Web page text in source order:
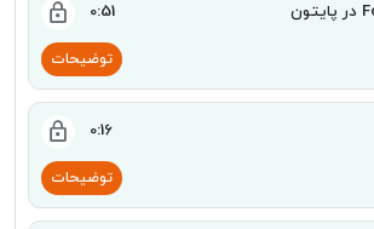
0:51
توضیحات
0:16
توضیحات